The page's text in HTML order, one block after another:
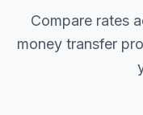
Compare rates
money transfer